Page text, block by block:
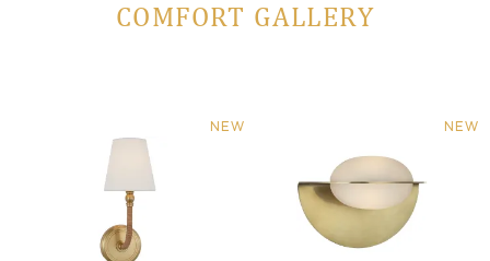
COMFORT GALLERY
NEW NEW